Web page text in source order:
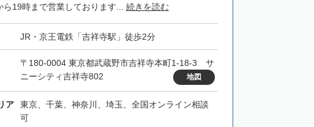
ら19時まで営業しております... 続きを読む
JR・京王電鉄「吉祥寺駅」徒歩2分
〒180-0004 東京都武蔵野市吉祥寺本町1-18-3 サ
ニーシティ吉祥寺802
地図
ア
東京、千葉、神奈川、埼玉、全国オンライン相談
可